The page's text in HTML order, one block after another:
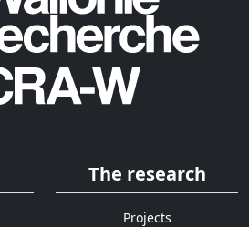
The research
Projects